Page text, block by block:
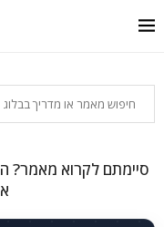
סיימתם לקרוא מאמר?